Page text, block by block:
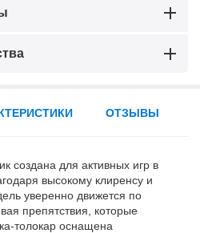
создана для активных игр в
высокому клиренсу и
уверенно движется по
препятствия, которые
толокар оснащена
ОТЗЫВЫ